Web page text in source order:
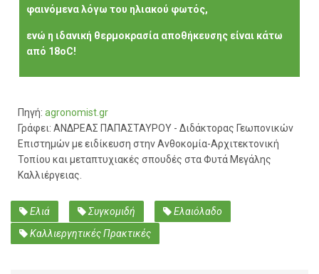
φαινόμενα λόγω του ηλιακού φωτός,
ενώ η ιδανική θερμοκρασία αποθήκευσης είναι κάτω
από 18oC!
Πηγή: agronomist.gr
Γράφει: ΑΝΔΡΕΑΣ ΠΑΠΑΣΤΑΥΡΟΥ - Διδάκτορας Γεωπονικών
Επιστημών με ειδίκευση στην Ανθοκομία-Αρχιτεκτονική
Τοπίου και μεταπτυχιακές σπουδές στα Φυτά Μεγάλης
Καλλιέργειας.
Ελιά Συγκομιδή
Ελαιόλαδο
Καλλιεργητικές Πρακτικές